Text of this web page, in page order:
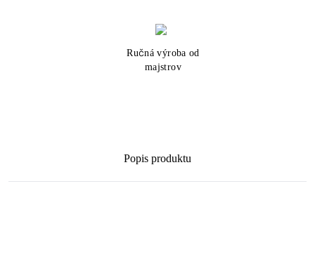
Ručná výroba od
majstrov
Popis produktu